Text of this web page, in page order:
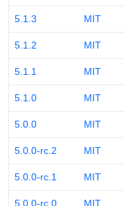
5.1.3 MIT
5.1.2 MIT
5.1.1 MIT
5.1.0 MIT
5.0.0 MIT
5.0.0-rc.2 MIT
5.0.0-rc.1 MIT
5.0.0-rc.0 MIT